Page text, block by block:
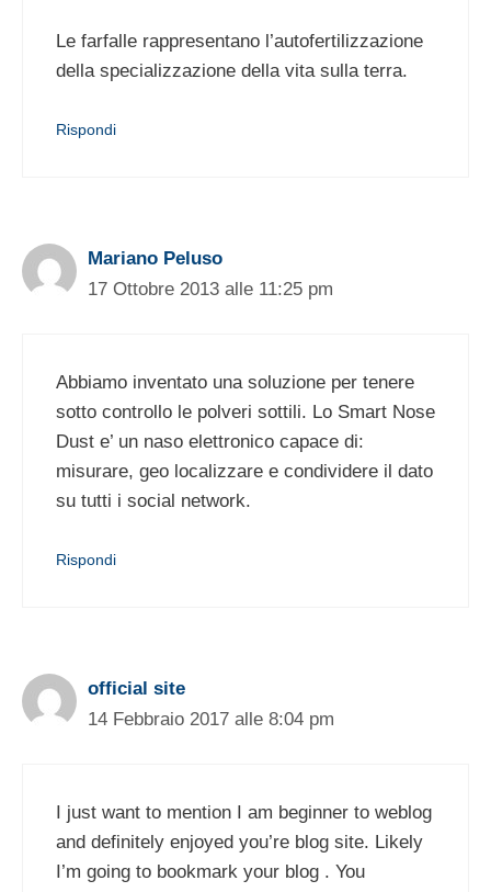
Le farfalle rappresentano l’autofertilizzazione
della specializzazione della vita sulla terra.
Rispondi
Mariano Peluso
17 Ottobre 2013 alle 11:25 pm
Abbiamo inventato una soluzione per tenere
sotto controllo le polveri sottili. Lo Smart Nose
Dust e’ un naso elettronico capace di:
misurare, geo localizzare e condividere il dato
su tutti i social network.
Rispondi
official site
14 Febbraio 2017 alle 8:04 pm
I just want to mention I am beginner to weblog
and definitely enjoyed you’re blog site. Likely
I’m going to bookmark your blog . You